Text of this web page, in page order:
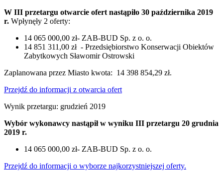
W III przetargu otwarcie ofert nastąpiło 30 października 2019
r. Wpłynęły 2 oferty:
14 065 000,00 zł- ZAB-BUD Sp. z o. o.
14 851 311,00 zł - Przedsiębiorstwo Konserwacji Obiektów
Zabytkowych Sławomir Ostrowski
Zaplanowana przez Miasto kwota: 14 398 854,29 zł.
Przejdź do informacji z otwarcia ofert
Wynik przetargu: grudzień 2019
Wybór wykonawcy nastąpił w wyniku III przetargu 20 grudnia
2019 r.
14 065 000,00 zł- ZAB-BUD Sp. z o. o.
Przejdź do informacji o wyborze najkorzystniejszej oferty.